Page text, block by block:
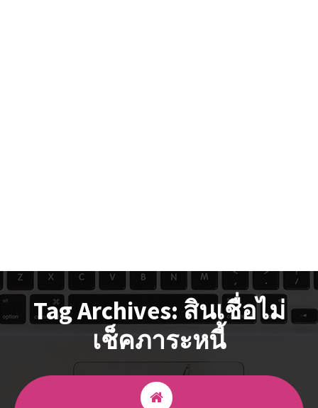
Tag Archives: สินเชื่อไม่
เช็คภาระหนี้